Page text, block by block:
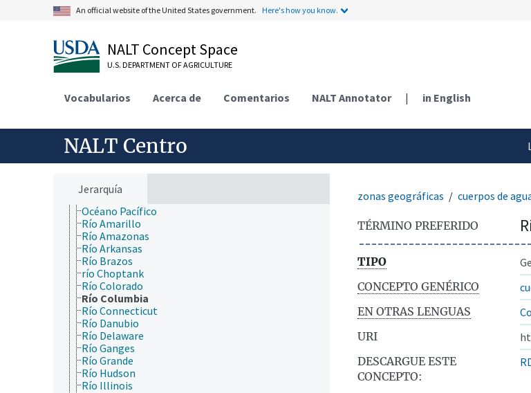
An official website of the United States government. Here's how you know.
NALT Concept Space
U.S. DEPARTMENT OF AGRICULTURE
Vocabularios Acerca de Comentarios NALT Annotator | in English
NALT Centro
Jerarquía
mar de Noruega
Mar de Tasmania
mar de Timor
Mar del Japón
Mar Egeo
Mar Negro
Mar Rojo
Mar Tirreno
Océano Atlántico
Océano Índico
Océano Pacífico
Río Amarillo
Río Amazonas
Río Arkansas
Río Brazos
río Choptank
Río Colorado
Río Columbia
Río Connecticut
Río Danubio
Río Delaware
Río Ganges
Río Grande
Río Hudson
Río Illinois
zonas geográficas cuerpos de
TÉRMINO PREFERIDO
TIPO
CONCEPTO GENÉRICO
EN OTRAS LENGUAS
URI
DESCARGUE ESTE
CONCEPTO: